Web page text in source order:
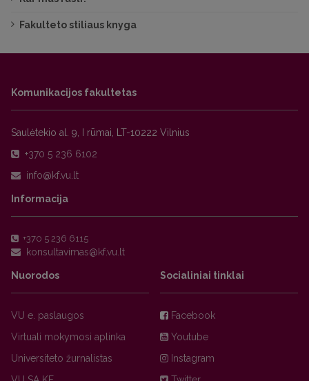
Fakulteto stiliaus knyga
Komunikacijos fakultetas
Saulėtekio al. 9, I rūmai, LT-10222 Vilnius
+370 5 236 6102
Informacija
+370 5 236 6115
Nuorodos
VU e. paslaugos
Virtuali mokymosi aplinka
Universiteto žurnalistas
Socialiniai tinklai
Facebook
Youtube
Instagram